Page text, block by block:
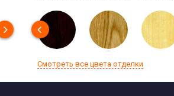
Смотреть все цвета отделки